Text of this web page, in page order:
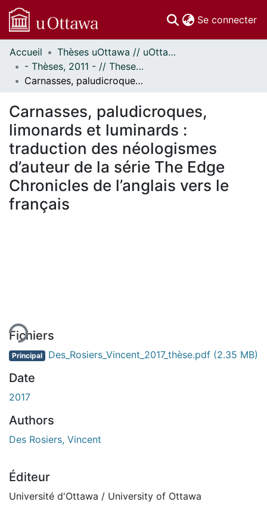
Se connecter
Communautés
et collections
Parcourir
À propos
Accueil
Thèses uOttawa // uOttawa Theses
- Thèses, 2011 - // Theses, 2011 -
Carnasses, paludicroques, limonards et luminards : traduction des néologismes d’auteur de la série The Edge Chronicles de l’anglais vers le français
Carnasses, paludicroques,
limonards et luminards :
traduction des néologismes
d’auteur de la série The Edge
Chronicles de l’anglais vers le
français
Fichiers
Principal Des_Rosiers_Vincent_2017_thèse.pdf (2.35 MB)
Date
2017
Authors
Des Rosiers, Vincent
Éditeur
Université d'Ottawa / University of Ottawa